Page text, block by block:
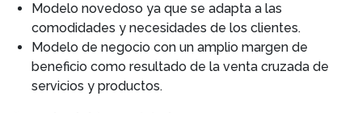
Modelo novedoso ya que se adapta a las
comodidades y necesidades de los clientes.
Modelo de negocio con un amplio margen de
beneficio como resultado de la venta cruzada de
servicios y productos.